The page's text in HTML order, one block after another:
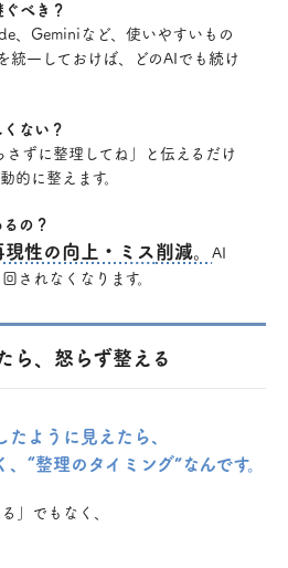
べき？
、Geminiなど、使いやすいもの
統一しておけば、どのAIでも続け
ない？
ずに整理してね」と伝えるだけ
的に整えます。
の？
性の向上・ミス削減。 AI
されなくなります。
ら、怒らず整える
ように見えたら、
“整理のタイミング”なんです。
」でもなく、